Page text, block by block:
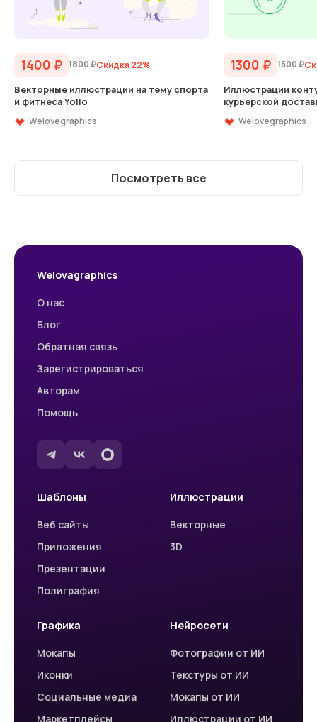
1400 ₽ 1800₽Скидка 22%
Векторные иллюстрации на тему спорта
и фитнеса Yollo
Welovegraphics
1300 ₽ 1500₽
Иллюстрации
курьерской
Welovegraphics
Посмотреть все
Welovagraphics
О нас
Блог
Обратная связь
Зарегистрироваться
Авторам
Помощь
Шаблоны
Веб сайты
Приложения
Презентации
Полиграфия
Иллюстрации
Векторные
3D
Графика
Мокапы
Иконки
Социальные медиа
Маркетплейсы
Нейросети
Фотографии от ИИ
Текстуры от ИИ
Мокапы от ИИ
Иллюстрации от ИИ